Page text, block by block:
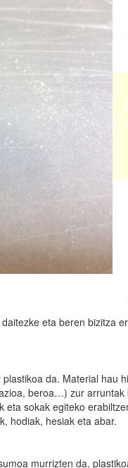
eta beren
da. Material
beroa…) zur
sokak egiteko
hodiak, hesiak eta abar.
murrizten da,